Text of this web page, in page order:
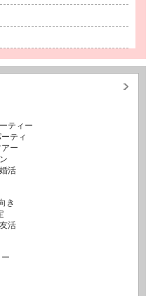
ティー
ティ
ー
活
き
活